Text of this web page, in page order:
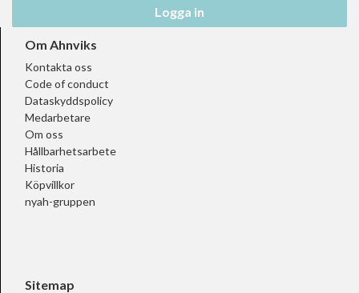
Logga in
Om Ahnviks
Kontakta oss
Code of conduct
Dataskyddspolicy
Medarbetare
Om oss
Hållbarhetsarbete
Historia
Köpvillkor
nyah-gruppen
Sitemap